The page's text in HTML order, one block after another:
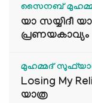
സൈനബ്
യാ സയ്യിദീ
പ്രണയകാവ്യം
മുഹമ്മദ്
Losing My
യാത്ര